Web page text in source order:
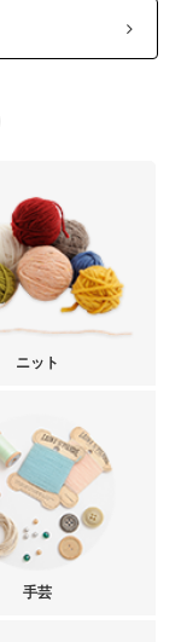
ニット
手芸